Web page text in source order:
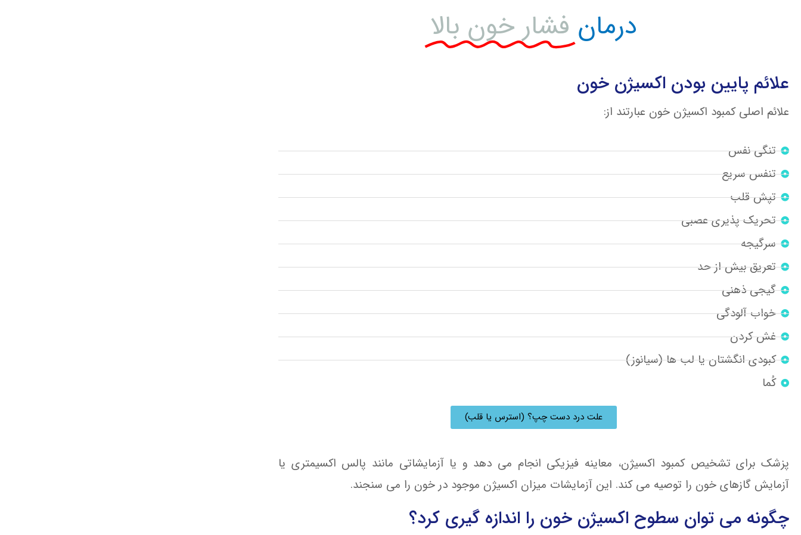
درمان فشار خون بالا
علائم پایین بودن اکسیژن خون
علائم اصلی کمبود اکسیژن خون عبارتند از:
تنگی نفس
تنفس سریع
تپش قلب
تحریک پذیری عصبی
سرگیجه
تعریق بیش از حد
گیجی ذهنی
خواب آلودگی
غش کردن
کبودی انگشتان یا لب ها (سیانوز)
کُما
علت درد دست چپ؟ (استرس یا قلب)
پزشک برای تشخیص کمبود اکسیژن، معاینه فیزیکی انجام می دهد و یا آزمایشاتی مانند پالس اکسیمتری یا
آزمایش گازهای خون را توصیه می کند. این آزمایشات میزان اکسیژن موجود در خون را می سنجند.
چگونه می توان سطوح اکسیژن خون را اندازه گیری کرد؟